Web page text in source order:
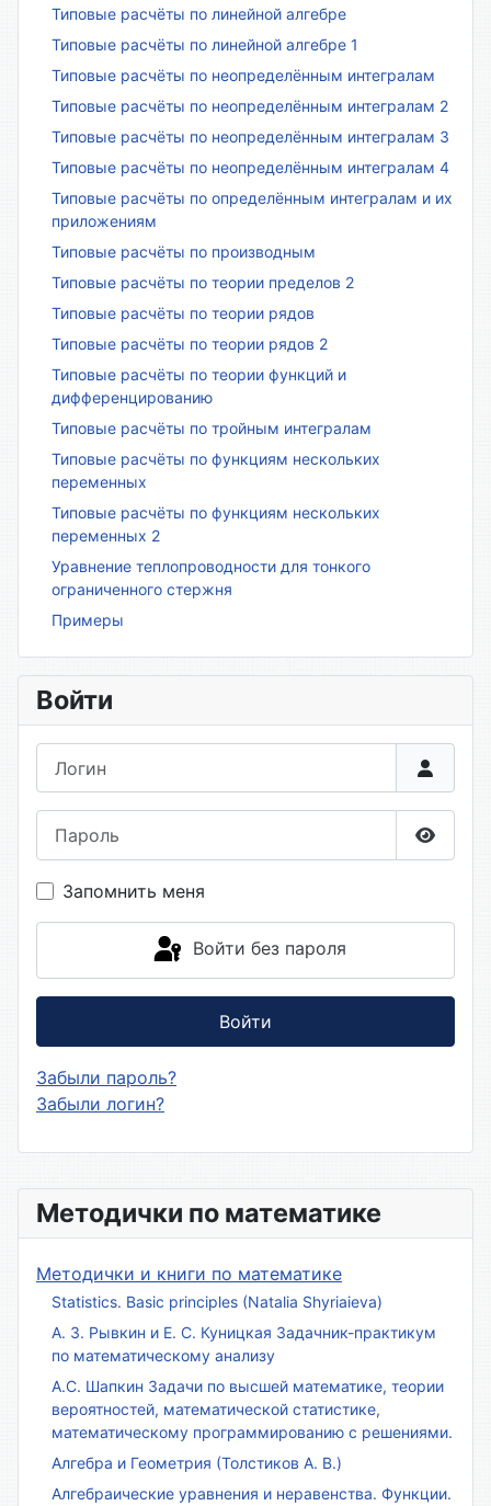
Методички по математике
Методички и книги по математике
Statistics. Basic principles (Natalia Shyriaieva)
А. З. Рывкин и Е. С. Куницкая Задачник-практикум
по математическому анализу
А.С. Шапкин Задачи по высшей математике, теории
вероятностей, математической статистике,
математическому программированию с решениями.
Алгебра и Геометрия (Толстиков А. В.)
Алгебраические уравнения и неравенства. Функции.
Типовые расчёты по линейной алгебре
Типовые расчёты по линейной алгебре 1
Типовые расчёты по неопределённым интегралам
Типовые расчёты по неопределённым интегралам 2
Типовые расчёты по неопределённым интегралам 3
Типовые расчёты по неопределённым интегралам 4
Типовые расчёты по определённым интегралам и их
приложениям
Типовые расчёты по производным
Типовые расчёты по теории пределов 2
Типовые расчёты по теории рядов
Типовые расчёты по теории рядов 2
Типовые расчёты по теории функций и
дифференцированию
Типовые расчёты по тройным интегралам
Типовые расчёты по функциям нескольких
переменных
Типовые расчёты по функциям нескольких
переменных 2
Уравнение теплопроводности для тонкого
ограниченного стержня
Примеры
Войти
Запомнить меня
Войти без пароля
Войти
Забыли пароль?
Забыли логин?